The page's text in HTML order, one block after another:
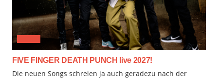
FIVE FINGER DEATH PUNCH live 2027!
Die neuen Songs schreien ja auch geradezu nach der